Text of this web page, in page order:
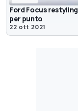
Ford Focus
per punto
22 ott 2021